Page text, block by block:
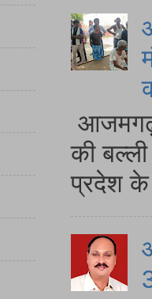
आजमगढ़
की
प्रदेश